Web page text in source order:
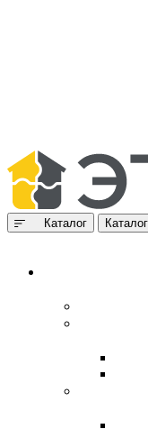
Каталог Каталог